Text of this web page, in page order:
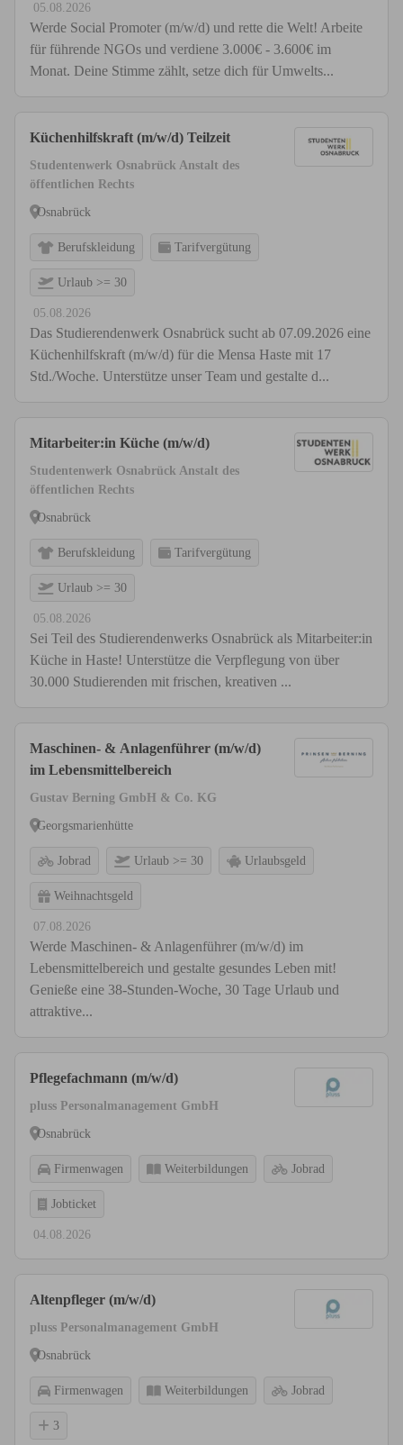
05.08.2026
Werde Social Promoter (m/w/d) und rette die Welt! Arbeite
für führende NGOs und verdiene 3.000€ - 3.600€ im
Monat. Deine Stimme zählt, setze dich für Umwelts...
Küchenhilfskraft (m/w/d) Teilzeit
Studentenwerk Osnabrück Anstalt des
öffentlichen Rechts
Osnabrück
Berufskleidung Tarifvergütung
Urlaub >= 30
05.08.2026
Das Studierendenwerk Osnabrück sucht ab 07.09.2026 eine
Küchenhilfskraft (m/w/d) für die Mensa Haste mit 17
Std./Woche. Unterstütze unser Team und gestalte d...
Mitarbeiter:in Küche (m/w/d)
Studentenwerk Osnabrück Anstalt des
öffentlichen Rechts
Osnabrück
Berufskleidung Tarifvergütung
Urlaub >= 30
05.08.2026
Sei Teil des Studierendenwerks Osnabrück als Mitarbeiter:in
Küche in Haste! Unterstütze die Verpflegung von über
30.000 Studierenden mit frischen, kreativen ...
Maschinen- & Anlagenführer (m/w/d)
im Lebensmittelbereich
Gustav Berning GmbH & Co. KG
Georgsmarienhütte
Jobrad Urlaub >= 30 Urlaubsgeld
Weihnachtsgeld
07.08.2026
Werde Maschinen- & Anlagenführer (m/w/d) im
Lebensmittelbereich und gestalte gesundes Leben mit!
Genieße eine 38-Stunden-Woche, 30 Tage Urlaub und
attraktive...
Pflegefachmann (m/w/d)
pluss Personalmanagement GmbH
Osnabrück
Firmenwagen Weiterbildungen Jobrad
Jobticket
04.08.2026
Altenpfleger (m/w/d)
pluss Personalmanagement GmbH
Osnabrück
Firmenwagen Weiterbildungen Jobrad
3